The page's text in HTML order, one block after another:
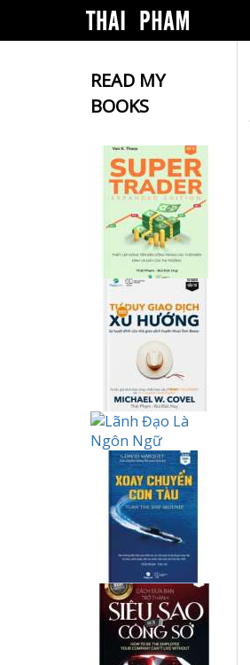
READ MY
BOOKS